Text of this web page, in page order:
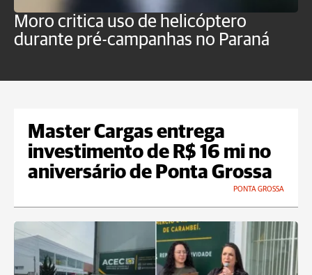
Moro critica uso de helicóptero
durante pré-campanhas no Paraná
Master Cargas entrega
investimento de R$ 16 mi no
aniversário de Ponta Grossa
PONTA GROSSA